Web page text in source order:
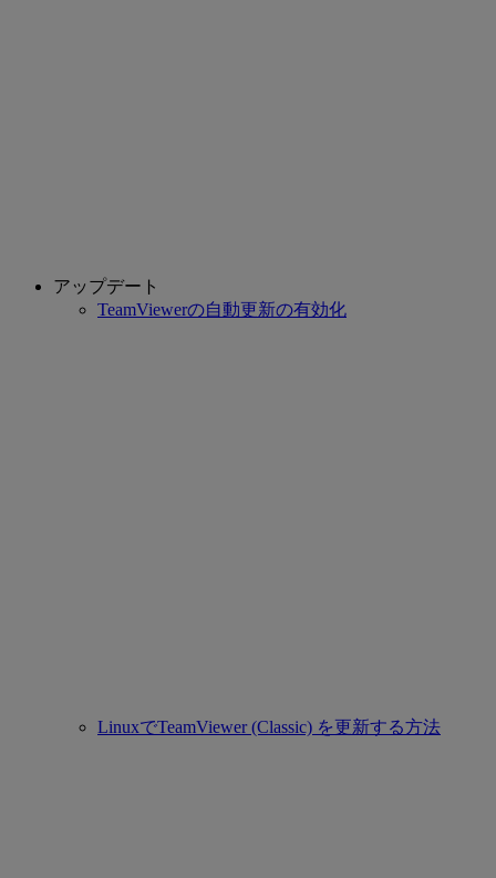
アップデート
TeamViewerの自動更新の有効化
LinuxでTeamViewer (Classic) を更新する方法